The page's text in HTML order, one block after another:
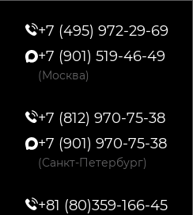
+7 (495) 972-29-69
+7 (901) 519-46-49
(Москва)
+7 (812) 970-75-38
+7 (901) 970-75-38
(Санкт-Петербург)
+81 (80)359-166-45